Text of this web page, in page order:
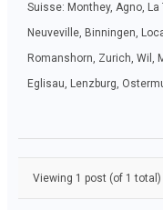
Suisse: Monthey, Agno, La
Neuveville, Binningen,
Romanshorn, Zurich, Wil,
Eglisau, Lenzburg,
Viewing 1 post (of 1 total)